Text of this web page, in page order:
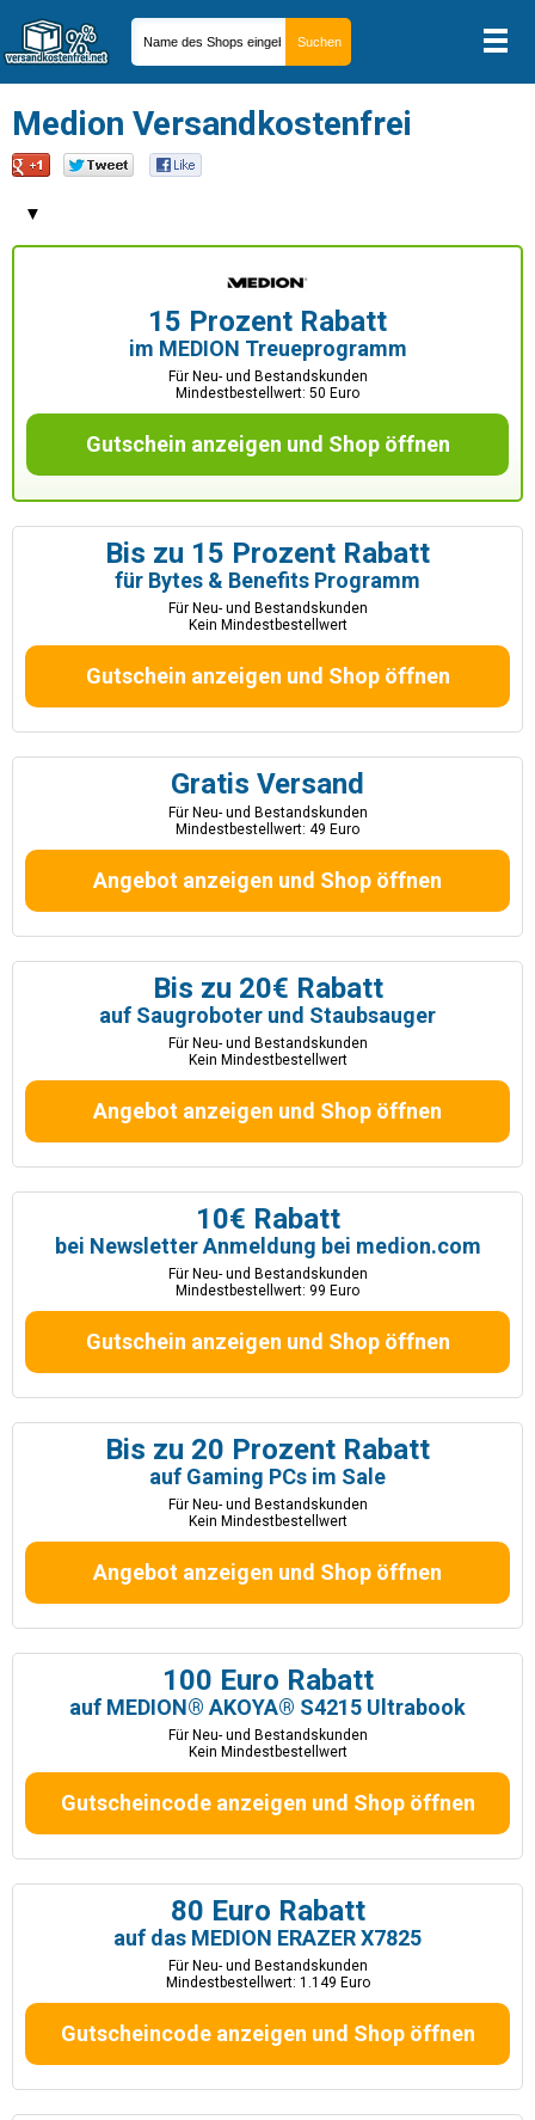
Medion Versandkostenfrei
▼
15 Prozent Rabatt
im MEDION Treueprogramm
Für Neu- und Bestandskunden
Mindestbestellwert: 50 Euro
Gutschein anzeigen und Shop öffnen
Bis zu 15 Prozent Rabatt
für Bytes & Benefits Programm
Für Neu- und Bestandskunden
Kein Mindestbestellwert
Gutschein anzeigen und Shop öffnen
Gratis Versand
Für Neu- und Bestandskunden
Mindestbestellwert: 49 Euro
Angebot anzeigen und Shop öffnen
Bis zu 20€ Rabatt
auf Saugroboter und Staubsauger
Für Neu- und Bestandskunden
Kein Mindestbestellwert
Angebot anzeigen und Shop öffnen
10€ Rabatt
bei Newsletter Anmeldung bei medion.com
Für Neu- und Bestandskunden
Mindestbestellwert: 99 Euro
Gutschein anzeigen und Shop öffnen
Bis zu 20 Prozent Rabatt
auf Gaming PCs im Sale
Für Neu- und Bestandskunden
Kein Mindestbestellwert
Angebot anzeigen und Shop öffnen
100 Euro Rabatt
auf MEDION® AKOYA® S4215 Ultrabook
Für Neu- und Bestandskunden
Kein Mindestbestellwert
Gutscheincode anzeigen und Shop öffnen
80 Euro Rabatt
auf das MEDION ERAZER X7825
Für Neu- und Bestandskunden
Mindestbestellwert: 1.149 Euro
Gutscheincode anzeigen und Shop öffnen